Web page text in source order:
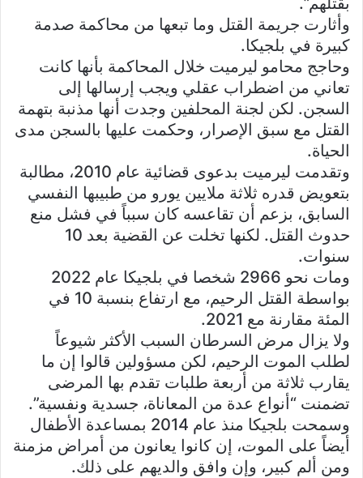
وأثارت جريمة القتل وما تبعها من محاكمة صدمة
كبيرة في بلجيكا.
وحاجج محامو ليرميت خلال المحاكمة بأنها كانت
تعاني من اضطراب عقلي ويجب إرسالها إلى
السجن. لكن لجنة المحلفين وجدت أنها مذنبة بتهمة
القتل مع سبق الإصرار، وحكمت عليها بالسجن مدى
الحياة.
وتقدمت ليرميت بدعوى قضائية عام 2010، مطالبة
بتعويض قدره ثلاثة ملايين يورو من طبيبها النفسي
السابق، بزعم أن تقاعسه كان سبباً في فشل منع
حدوث القتل. لكنها تخلت عن القضية بعد 10
سنوات.
ومات نحو 2966 شخصا في بلجيكا عام 2022
بواسطة القتل الرحيم، مع ارتفاع بنسبة 10 في
المئة مقارنة مع 2021.
ولا يزال مرض السرطان السبب الأكثر شيوعاً
لطلب الموت الرحيم، لكن مسؤولين قالوا إن ما
يقارب ثلاثة من أربعة طلبات تقدم بها المرضى
تضمنت “أنواع عدة من المعاناة، جسدية ونفسية”.
وسمحت بلجيكا منذ عام 2014 بمساعدة الأطفال
أيضاً على الموت، إن كانوا يعانون من أمراض مزمنة
ومن ألم كبير، وإن وافق والديهم على ذلك.